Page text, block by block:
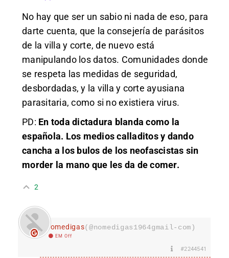
No hay que ser un sabio ni nada de eso, para
darte cuenta, que la consejería de parásitos
de la villa y corte, de nuevo está
manipulando los datos. Comunidades donde
se respeta las medidas de seguridad,
desbordadas, y la villa y corte ayusiana
parasitaria, como si no existiera virus.
PD: En toda dictadura blanda como la
española. Los medios calladitos y dando
cancha a los bulos de los neofascistas sin
morder la mano que les da de comer.
2
nomedigas(@nomedigas1964gmail-com)
EM Off
#2244541